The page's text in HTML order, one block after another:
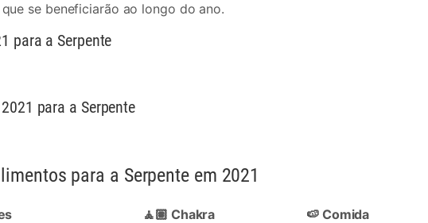
se beneficiarão ao longo do ano.
para a Serpente
para a Serpente
para a Serpente em 2021
🧘🏽 Chakra
🍉 Comida